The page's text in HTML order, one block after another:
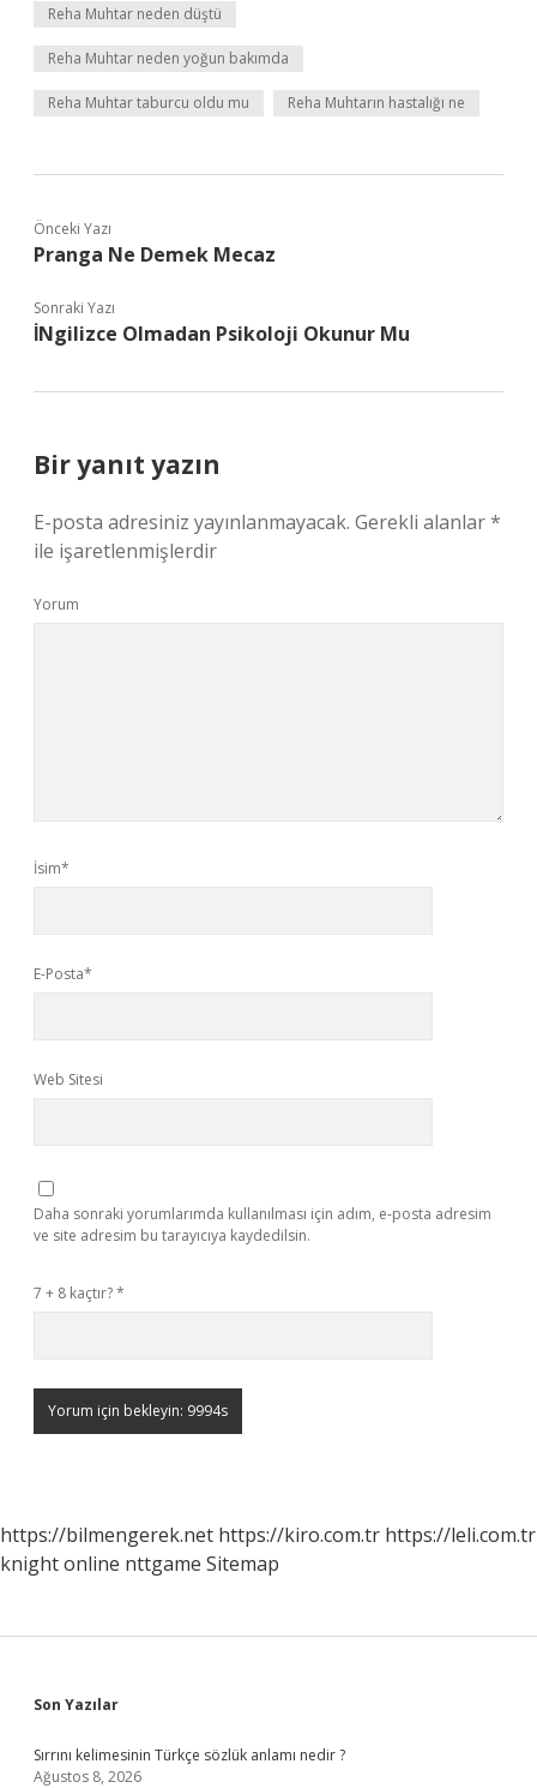
Reha Muhtar neden düştü
Reha Muhtar neden yoğun bakımda
Reha Muhtar taburcu oldu mu Reha Muhtarın hastalığı ne
Önceki Yazı
Pranga Ne Demek Mecaz
Sonraki Yazı
İNgilizce Olmadan Psikoloji Okunur Mu
Bir yanıt yazın
E-posta adresiniz yayınlanmayacak. Gerekli alanlar*
ile işaretlenmişlerdir
Yorum
İsim*
E-Posta*
Web Sitesi
Daha sonraki yorumlarımda kullanılması için adım, e-posta adresim
ve site adresim bu tarayıcıya kaydedilsin.
7 + 8 kaçtır?*
https://bilmengerek.net https://kiro.com.tr https://leli.com.tr
knight online nttgame Sitemap
Sidebar
Son Yazılar
Sırrını kelimesinin Türkçe sözlük anlamı nedir ?
Ağustos 8, 2026